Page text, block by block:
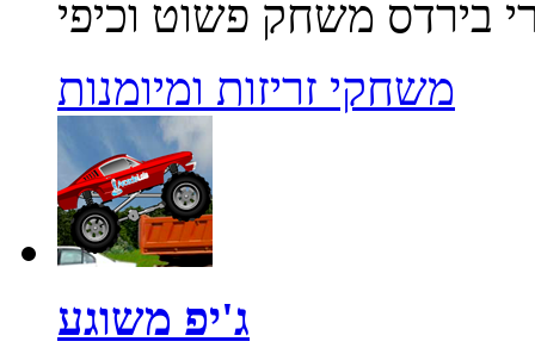
משחקי זריזות ומיומנות
ג'יפ משוגע